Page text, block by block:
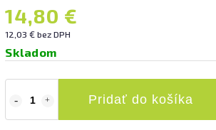
14,80 €
12,03 € bez DPH
Skladom
Pridať do košíka